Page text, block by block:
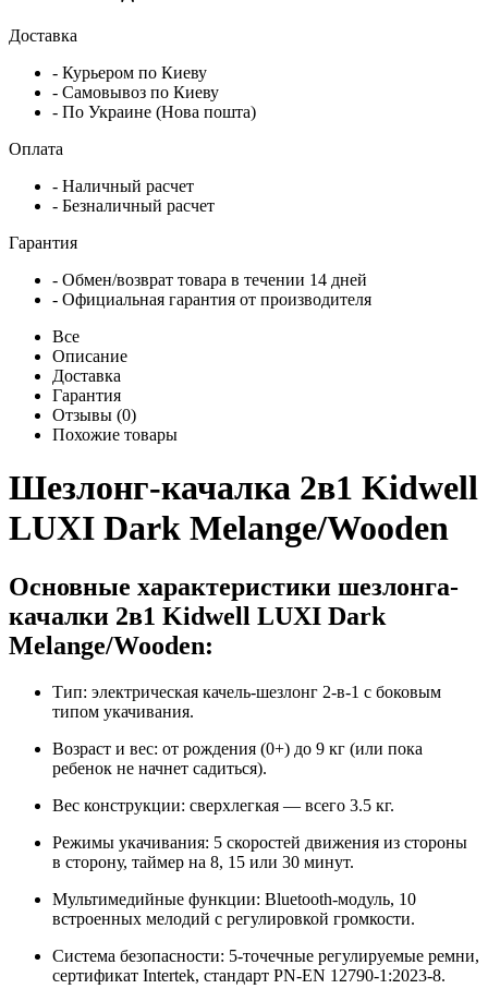
Доставка
- Курьером по Киеву
- Самовывоз по Киеву
- По Украине (Нова пошта)
Оплата
- Наличный расчет
- Безналичный расчет
Гарантия
- Обмен/возврат товара в течении 14 дней
- Официальная гарантия от производителя
Все
Описание
Доставка
Гарантия
Отзывы (0)
Похожие товары
Шезлонг-качалка 2в1 Kidwell
LUXI Dark Melange/Wooden
Основные характеристики шезлонга-
качалки 2в1 Kidwell LUXI Dark
Melange/Wooden:
Тип: электрическая качель-шезлонг 2-в-1 с боковым
типом укачивания.
Возраст и вес: от рождения (0+) до 9 кг (или пока
ребенок не начнет садиться).
Вес конструкции: сверхлегкая — всего 3.5 кг.
Режимы укачивания: 5 скоростей движения из стороны
в сторону, таймер на 8, 15 или 30 минут.
Мультимедийные функции: Bluetooth-модуль, 10
встроенных мелодий с регулировкой громкости.
Система безопасности: 5-точечные регулируемые ремни,
сертификат Intertek, стандарт PN-EN 12790-1:2023-8.